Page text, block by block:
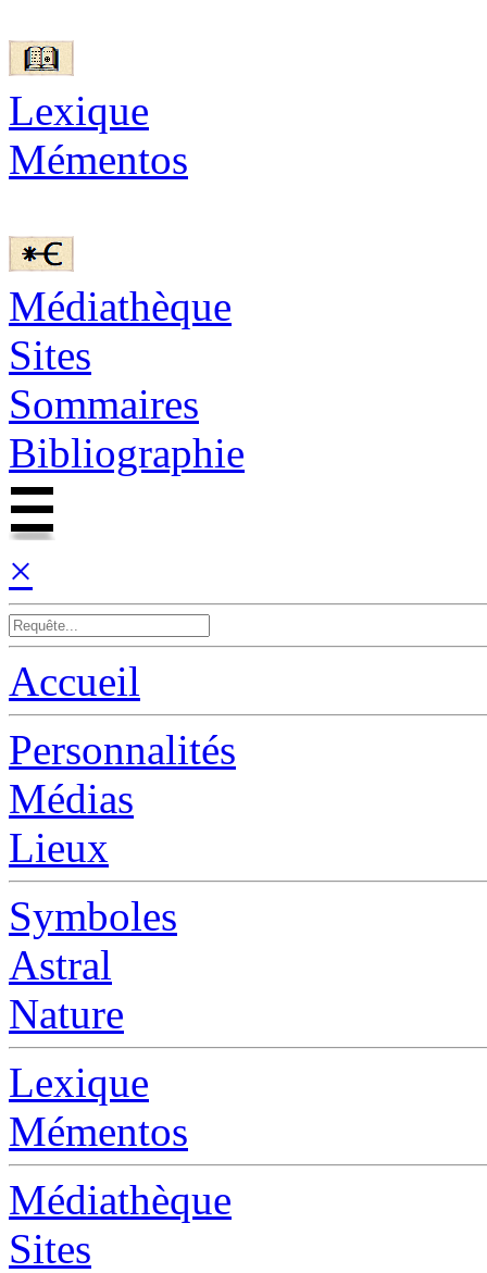
Lexique
Mémentos
Médiathèque
Sites
Sommaires
Bibliographie
×
Accueil
Personnalités
Médias
Lieux
Symboles
Astral
Nature
Lexique
Mémentos
Médiathèque
Sites